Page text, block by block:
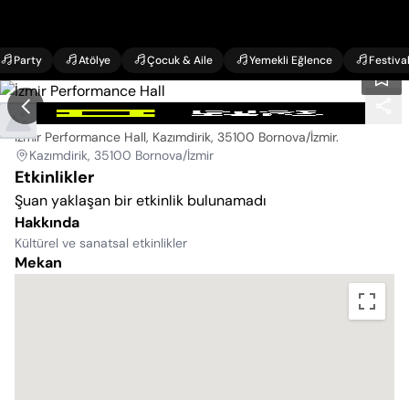
Party Atölye Çocuk & Aile Yemekli Eğlence Festival
İzmir Performance Hall
İzmir Performance Hall, Kazımdirik, 35100 Bornova/İzmir.
Kazımdirik, 35100 Bornova/İzmir
Etkinlikler
Şuan yaklaşan bir etkinlik bulunamadı
Hakkında
Kültürel ve sanatsal etkinlikler
Mekan